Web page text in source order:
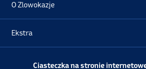
O Zlowokazje
Ekstra
Promocje
Ciasteczka na stronie